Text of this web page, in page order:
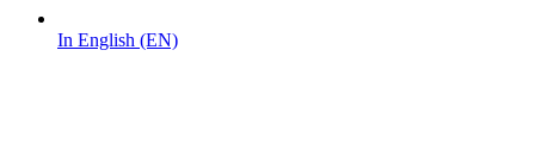
In English (EN)